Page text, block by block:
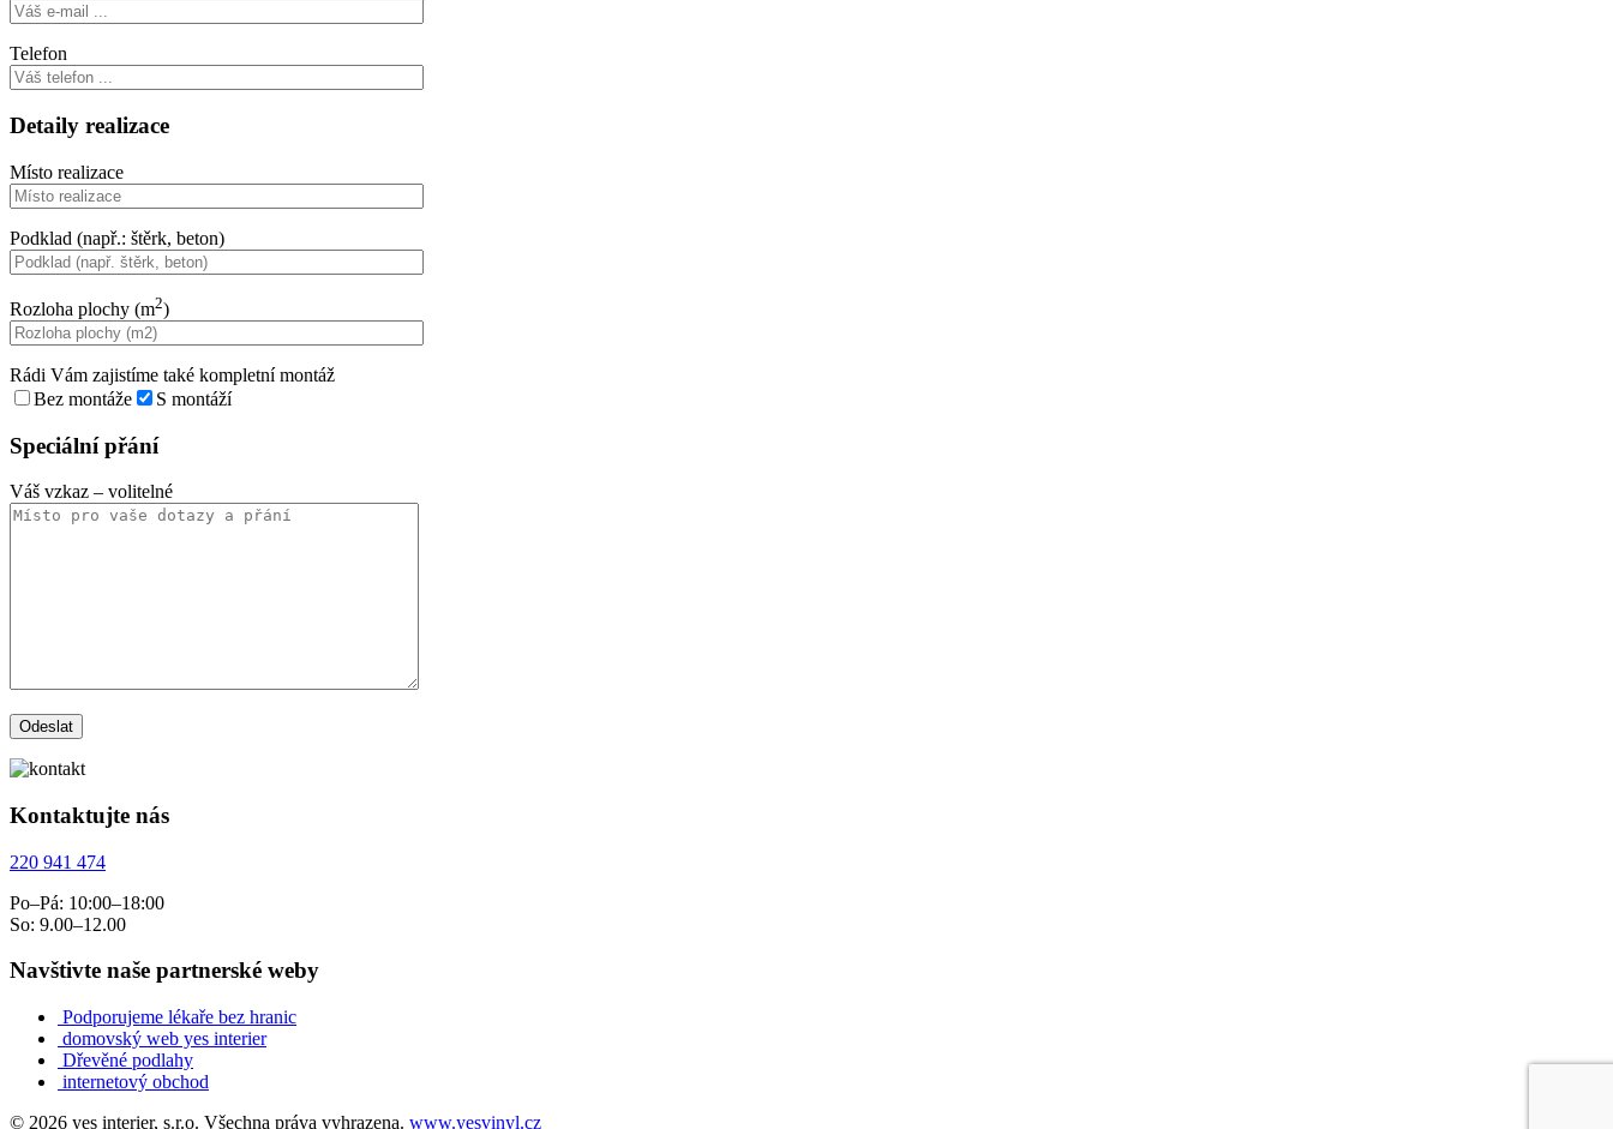
Telefon
Detaily realizace
Místo realizace
Podklad (např.: štěrk, beton)
Rozloha plochy (m2)
Rádi Vám zajistíme také kompletní montáž
Bez montáže
S montáží
Speciální přání
Váš vzkaz – volitelné
Kontaktujte nás
220 941 474
Po–Pá: 10:00–18:00
So: 9.00–12.00
Navštivte naše partnerské weby
Podporujeme lékaře bez hranic
domovský web yes interier
Dřevěné podlahy
internetový obchod
© 2026 yes interier, s.r.o. Všechna práva vyhrazena. www.yesvinyl.cz